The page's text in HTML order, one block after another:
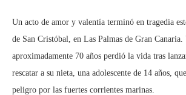
Un acto de amor y valentía terminó en tragedia
de San Cristóbal, en Las Palmas de Gran
aproximadamente 70 años perdió la vida tras
rescatar a su nieta, una adolescente de 14 años,
peligro por las fuertes corrientes marinas.